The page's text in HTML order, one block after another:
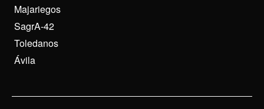
Majariegos
SagrA-42
Toledanos
Ávila